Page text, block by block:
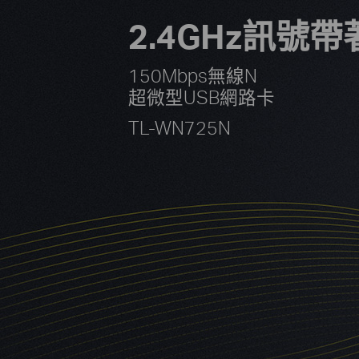
2.4GHz訊號帶
150Mbps無線N
超微型USB網路卡
TL-WN725N